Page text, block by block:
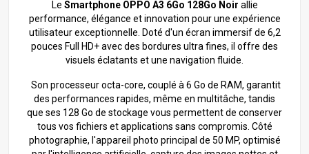
Le Smartphone OPPO A3 6Go 128Go Noir allie
performance, élégance et innovation pour une expérience
utilisateur exceptionnelle. Doté d'un écran immersif de 6,2
pouces Full HD+ avec des bordures ultra fines, il offre des
visuels éclatants et une navigation fluide.
Son processeur octa-core, couplé à 6 Go de RAM, garantit
des performances rapides, même en multitâche, tandis
que ses 128 Go de stockage vous permettent de conserver
tous vos fichiers et applications sans compromis. Côté
photographie, l'appareil photo principal de 50 MP, optimisé